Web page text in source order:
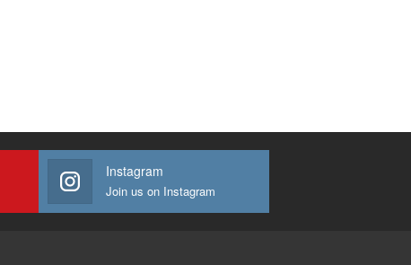
Instagram
Join us on Instagram